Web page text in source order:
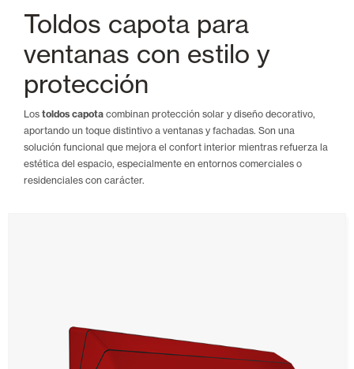
Ombrellone
Bracci estensibili Monoblocco
Cortina Paravento
A rullo esterna
Toldos capota para
ventanas con estilo y
protección
Los toldos capota combinan protección solar y diseño decorativo,
aportando un toque distintivo a ventanas y fachadas. Son una
solución funcional que mejora el confort interior mientras refuerza la
estética del espacio, especialmente en entornos comerciales o
residenciales con carácter.